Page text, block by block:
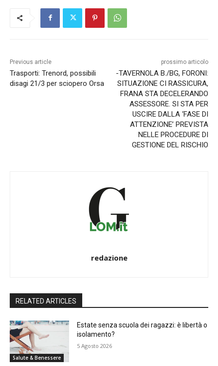
Previous article
Trasporti: Trenord, possibili
disagi 21/3 per sciopero Orsa
prossimo articolo
-TAVERNOLA B./BG, FORONI:
SITUAZIONE CI RASSICURA,
FRANA STA DECELERANDO
ASSESSORE. SI STA PER
USCIRE DALLA ‘FASE DI
ATTENZIONE’ PREVISTA
NELLE PROCEDURE DI
GESTIONE DEL RISCHIO
redazione
RELATED ARTICLES
Salute & Benessere
Estate senza scuola dei ragazzi: è libertà o
isolamento?
5 Agosto 2026